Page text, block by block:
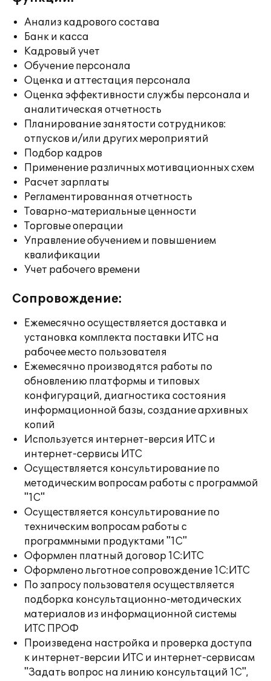
Анализ кадрового состава
Банк и касса
Кадровый учет
Обучение персонала
Оценка и аттестация персонала
Оценка эффективности службы персонала и
аналитическая отчетность
Планирование занятости сотрудников:
отпусков и/или других мероприятий
Подбор кадров
Применение различных мотивационных схем
Расчет зарплаты
Регламентированная отчетность
Товарно-материальные ценности
Торговые операции
Управление обучением и повышением
квалификации
Учет рабочего времени
Сопровождение:
Ежемесячно осуществляется доставка и
установка комплекта поставки ИТС на
рабочее место пользователя
Ежемесячно производятся работы по
обновлению платформы и типовых
конфигураций, диагностика состояния
информационной базы, создание архивных
копий
Используется интернет-версия ИТС и
интернет-сервисы ИТС
Осуществляется консультирование по
методическим вопросам работы с программой
"1С"
Осуществляется консультирование по
техническим вопросам работы с
программными продуктами "1С"
Оформлен платный договор 1С:ИТС
Оформлено льготное сопровождение 1С:ИТС
По запросу пользователя осуществляется
подборка консультационно-методических
материалов из информационной системы
ИТС ПРОФ
Произведена настройка и проверка доступа
к интернет-версии ИТС и интернет-сервисам
"Задать вопрос на линию консультаций 1С",